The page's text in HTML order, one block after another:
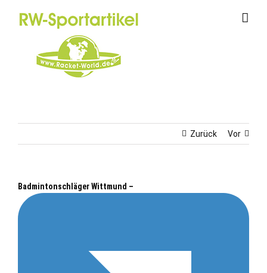
Zurück Vor
Badmintonschläger Wittmund –